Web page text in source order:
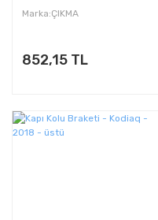
Marka:ÇIKMA
852,15 TL